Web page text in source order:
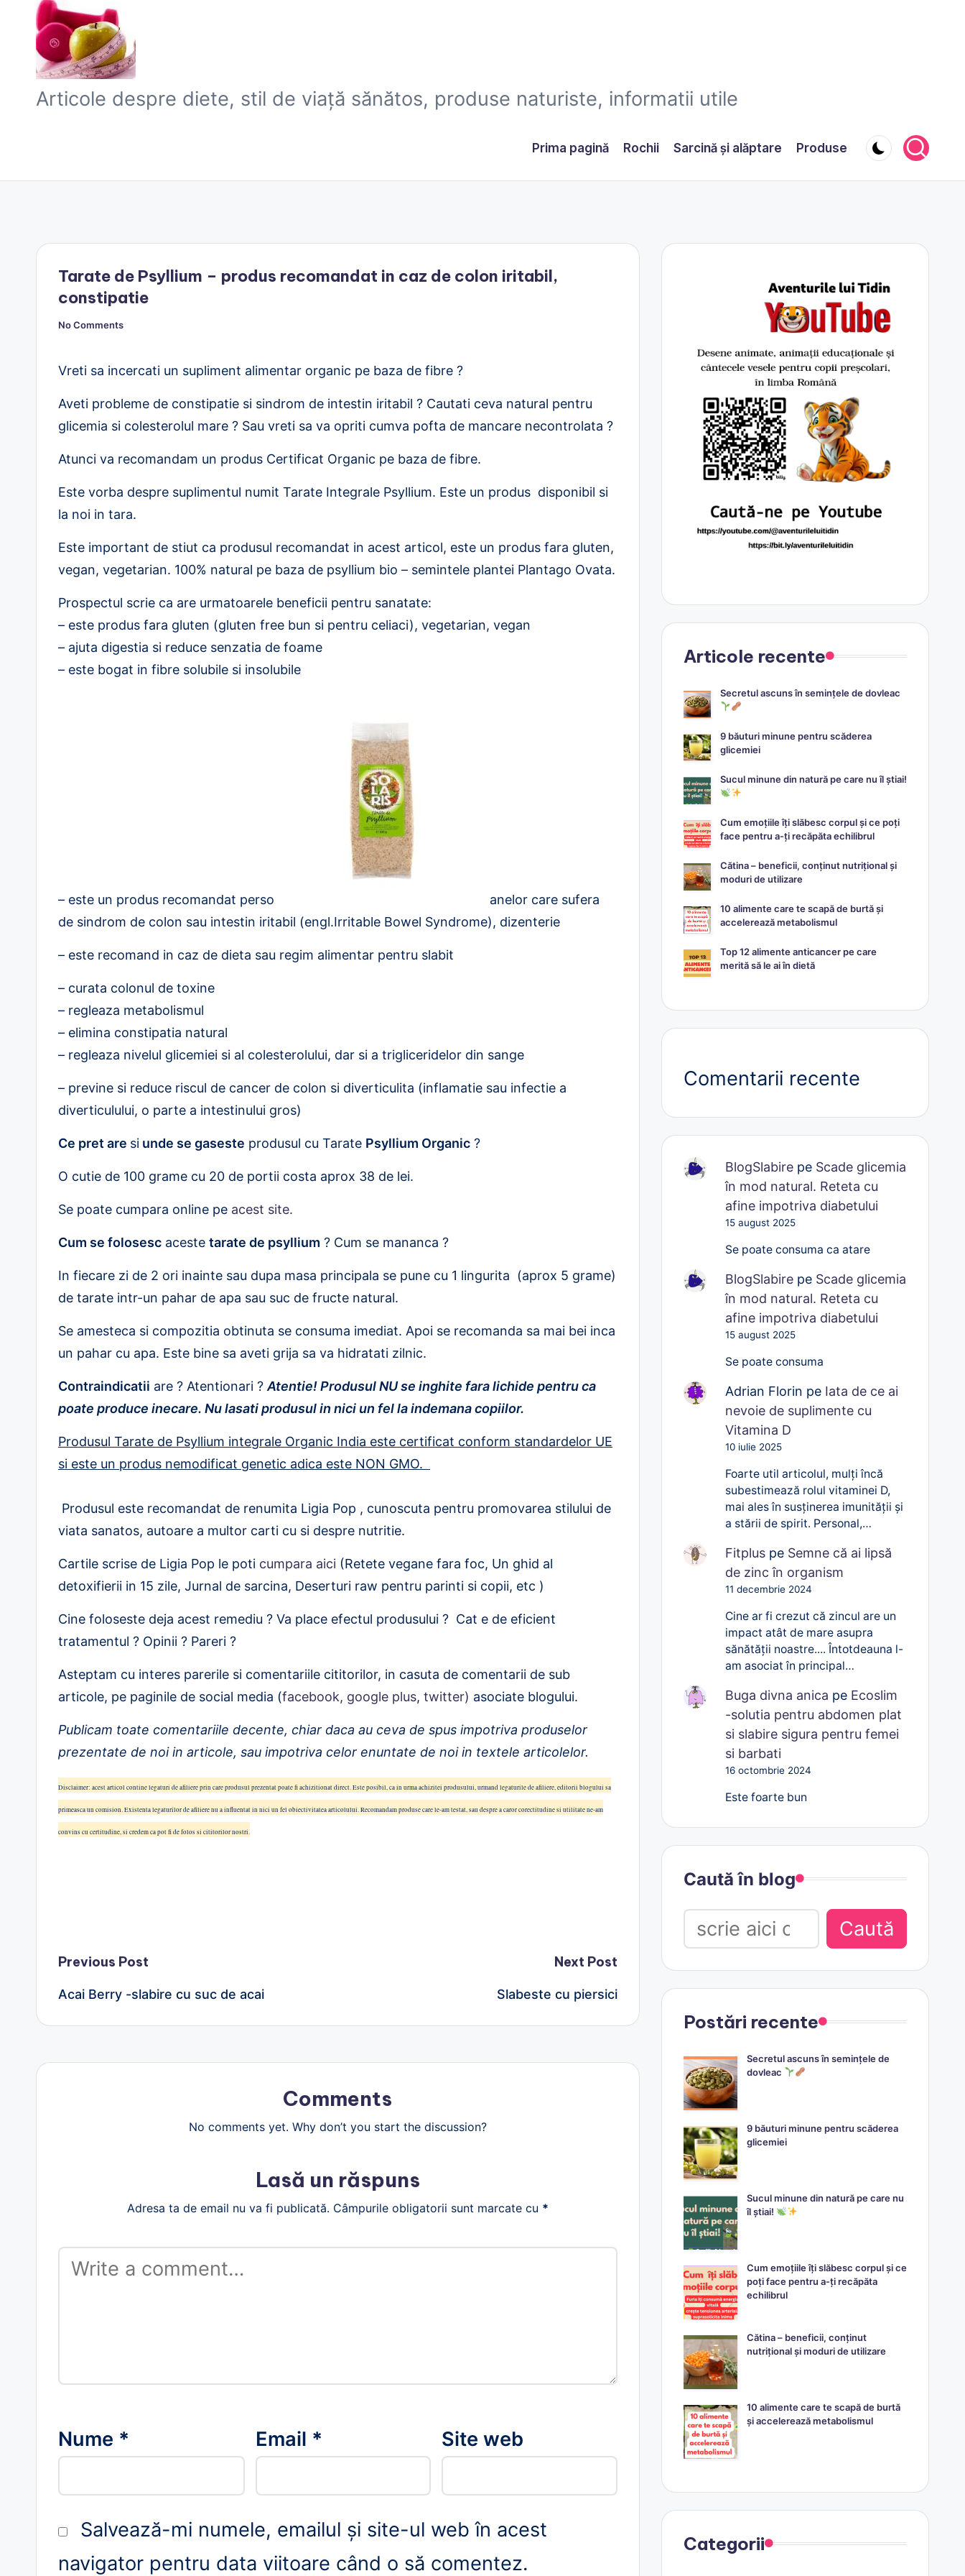
Skip
content
B
g
l
Articole despre diete, stil de viaţă sănătos, produse naturiste, informatii utile
Prima pagină Rochii Sarcină şi alăptare Produse
Tarate de Psyllium – produs recomandat in caz de colon iritabil,
constipatie
No Comments
Vreti sa incercati un supliment alimentar organic pe baza de fibre ?
Aveti probleme de constipatie si sindrom de intestin iritabil ? Cautati ceva natural pentru
glicemia si colesterolul mare ? Sau vreti sa va opriti cumva pofta de mancare necontrolata ?
Atunci va recomandam un produs Certificat Organic pe baza de fibre.
Este vorba despre suplimentul numit Tarate Integrale Psyllium. Este un produs disponibil si
la noi in tara.
Este important de stiut ca produsul recomandat in acest articol, este un produs fara gluten,
vegan, vegetarian. 100% natural pe baza de psyllium bio – semintele plantei Plantago Ovata.
Prospectul scrie ca are urmatoarele beneficii pentru sanatate:
– este produs fara gluten (gluten free bun si pentru celiaci), vegetarian, vegan
– ajuta digestia si reduce senzatia de foame
– este bogat in fibre solubile si insolubile
– este un produs recomandat perso
anelor care sufera
de sindrom de colon sau intestin iritabil (engl.Irritable Bowel Syndrome), dizenterie
– este recomand in caz de dieta sau regim alimentar pentru slabit
– curata colonul de toxine
– regleaza metabolismul
– elimina constipatia natural
– regleaza nivelul glicemiei si al colesterolului, dar si a trigliceridelor din sange
– previne si reduce riscul de cancer de colon si diverticulita (inflamatie sau infectie a
diverticulului, o parte a intestinului gros)
Ce pret are si unde se gaseste produsul cu Tarate Psyllium Organic ?
O cutie de 100 grame cu 20 de portii costa aprox 38 de lei.
Se poate cumpara online pe acest site.
Cum se folosesc aceste tarate de psyllium ? Cum se mananca ?
In fiecare zi de 2 ori inainte sau dupa masa principala se pune cu 1 lingurita (aprox 5 grame)
de tarate intr-un pahar de apa sau suc de fructe natural.
Se amesteca si compozitia obtinuta se consuma imediat. Apoi se recomanda sa mai bei inca
un pahar cu apa. Este bine sa aveti grija sa va hidratati zilnic.
Contraindicatii are ? Atentionari ? Atentie! Produsul NU se inghite fara lichide pentru ca
poate produce inecare. Nu lasati produsul in nici un fel la indemana copiilor.
Produsul Tarate de Psyllium integrale Organic India este certificat conform standardelor UE
si este un produs nemodificat genetic adica este NON GMO.
Produsul este recomandat de renumita Ligia Pop , cunoscuta pentru promovarea stilului de
viata sanatos, autoare a multor carti cu si despre nutritie.
Cartile scrise de Ligia Pop le poti cumpara aici (Retete vegane fara foc, Un ghid al
detoxifierii in 15 zile, Jurnal de sarcina, Deserturi raw pentru parinti si copii, etc )
Cine foloseste deja acest remediu ? Va place efectul produsului ? Cat e de eficient
tratamentul ? Opinii ? Pareri ?
Asteptam cu interes parerile si comentariile cititorilor, in casuta de comentarii de sub
articole, pe paginile de social media (facebook, google plus, twitter) asociate blogului.
Publicam toate comentariile decente, chiar daca au ceva de spus impotriva produselor
prezentate de noi in articole, sau impotriva celor enuntate de noi in textele articolelor.
Disclaimer: acest articol contine legaturi de afiliere prin care produsul prezentat poate fi achizitionat direct. Este posibil, ca in urma achizitei produsului, urmand legaturile de afiliere, editorii blogului sa
primeasca un comision. Existenta legaturilor de afiliere nu a influentat in nici un fel obiectivitatea articolului. Recomandam produse care le-am testat, sau despre a caror corectitudine si utilitate ne-am
convins cu certitudine, si credem ca pot fi de folos si cititorilor nostri.
Post
navigation
Previous Post
Acai Berry -slabire cu suc de acai
Next Post
Slabeste cu piersici
Comments
No comments yet. Why don’t you start the discussion?
Lasă un răspuns
Adresa ta de email nu va fi publicată. Câmpurile obligatorii sunt marcate cu *
Nume * Email * Site web
Salvează-mi numele, emailul și site-ul web în acest
navigator pentru data viitoare când o să comentez.
Articole recente
Secretul ascuns în semințele de dovleac
9 băuturi minune pentru scăderea
glicemiei
Sucul minune din natură pe care nu îl știai!
Cum emoțiile îți slăbesc corpul și ce poți
face pentru a-ți recăpăta echilibrul
Cătina – beneficii, conținut nutrițional și
moduri de utilizare
10 alimente care te scapă de burtă și
accelerează metabolismul
Top 12 alimente anticancer pe care
merită să le ai în dietă
Comentarii recente
BlogSlabire pe Scade glicemia
în mod natural. Reteta cu
afine impotriva diabetului
15 august 2025
Se poate consuma ca atare
BlogSlabire pe Scade glicemia
în mod natural. Reteta cu
afine impotriva diabetului
15 august 2025
Se poate consuma
Adrian Florin pe Iata de ce ai
nevoie de suplimente cu
Vitamina D
10 iulie 2025
Foarte util articolul, mulți încă
subestimează rolul vitaminei D,
mai ales în susținerea imunității și
a stării de spirit. Personal,…
Fitplus pe Semne că ai lipsă
de zinc în organism
11 decembrie 2024
Cine ar fi crezut că zincul are un
impact atât de mare asupra
sănătății noastre.... Întotdeauna l-
am asociat în principal…
Buga divna anica pe Ecoslim
-solutia pentru abdomen plat
si slabire sigura pentru femei
si barbati
16 octombrie 2024
Este foarte bun
Caută în blog
Caută
Postări recente
Secretul ascuns în semințele de
dovleac
9 băuturi minune pentru scăderea
glicemiei
Sucul minune din natură pe care nu
îl știai!
Cum emoțiile îți slăbesc corpul și ce
poți face pentru a-ți recăpăta
echilibrul
Cătina – beneficii, conținut
nutrițional și moduri de utilizare
10 alimente care te scapă de burtă
și accelerează metabolismul
Categorii